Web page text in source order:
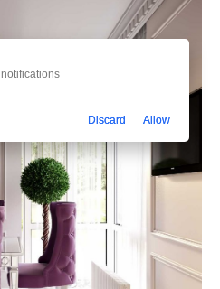
Discard Allow